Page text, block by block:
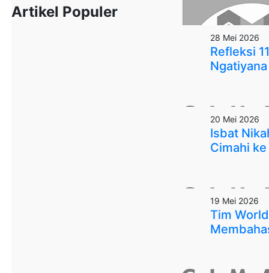
Artikel Populer
28 Mei 2026
Refleksi
20 Mei 2026
Isbat
Cimahi
19 Mei 2026
Tim